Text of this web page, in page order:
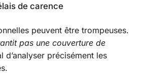
de carence
peuvent être trompeuses.
pas une couverture de
d’analyser précisément les